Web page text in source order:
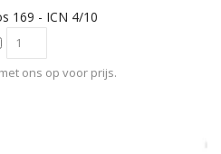
169 - ICN 4/10
ons op voor prijs.